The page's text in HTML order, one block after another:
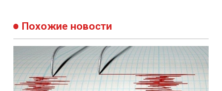
Похожие новости